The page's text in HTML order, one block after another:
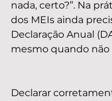
nada, certo?”. Na
dos MEIs ainda
Declaração Anual
mesmo quando não
Declarar